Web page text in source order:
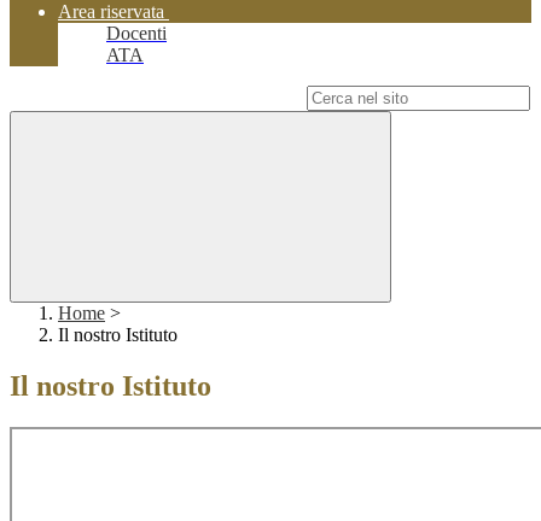
Area riservata
Docenti
ATA
Home >
Il nostro Istituto
Il nostro Istituto